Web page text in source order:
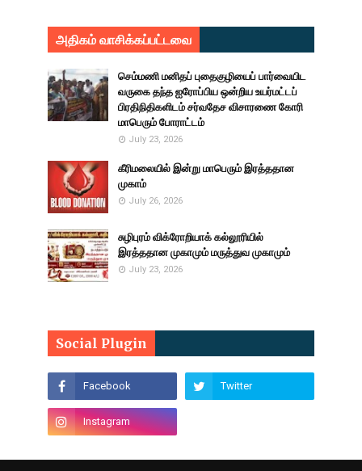
அதிகம் வாசிக்கப்பட்டவை
செம்மணி மனிதப் புதைகுழியைப் பார்வையிட
வருகை தந்த ஐரோப்பிய ஒன்றிய உயர்மட்டப்
பிரதிநிதிகளிடம் சர்வதேச விசாரணை கோரி
மாபெரும் போராட்டம்
July 23, 2026
கீரிமலையில் இன்று மாபெரும் இரத்ததான
முகாம்
July 26, 2026
சுழிபுரம் விக்ரோறியாக் கல்லூரியில்
இரத்ததான முகாமும் மருத்துவ முகாமும்
July 23, 2026
Social Plugin